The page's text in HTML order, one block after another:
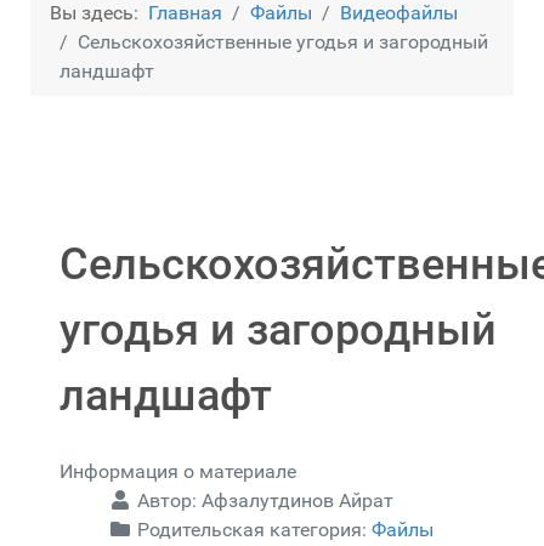
Вы здесь: Главная Файлы
Видеофайлы
Сельскохозяйственные угодья и загородный
ландшафт
угодья и загородный
ландшафт
Информация о материале
Автор: Афзалутдинов Айрат
Родительская категория: Файлы